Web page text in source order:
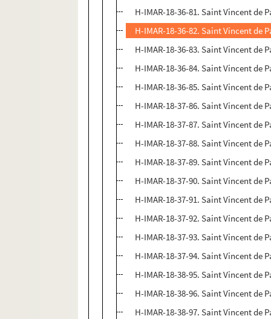
H-IMAR-18-36-81. Saint Vincent de
H-IMAR-18-36-82. Saint Vincent de
H-IMAR-18-36-83. Saint Vincent de
H-IMAR-18-36-84. Saint Vincent de
H-IMAR-18-36-85. Saint Vincent de
H-IMAR-18-37-86. Saint Vincent de
H-IMAR-18-37-87. Saint Vincent de
H-IMAR-18-37-88. Saint Vincent de
H-IMAR-18-37-89. Saint Vincent de
H-IMAR-18-37-90. Saint Vincent de
H-IMAR-18-37-91. Saint Vincent de
H-IMAR-18-37-92. Saint Vincent de
H-IMAR-18-37-93. Saint Vincent de
H-IMAR-18-37-94. Saint Vincent de
H-IMAR-18-38-95. Saint Vincent de
H-IMAR-18-38-96. Saint Vincent de
H-IMAR-18-38-97. Saint Vincent de